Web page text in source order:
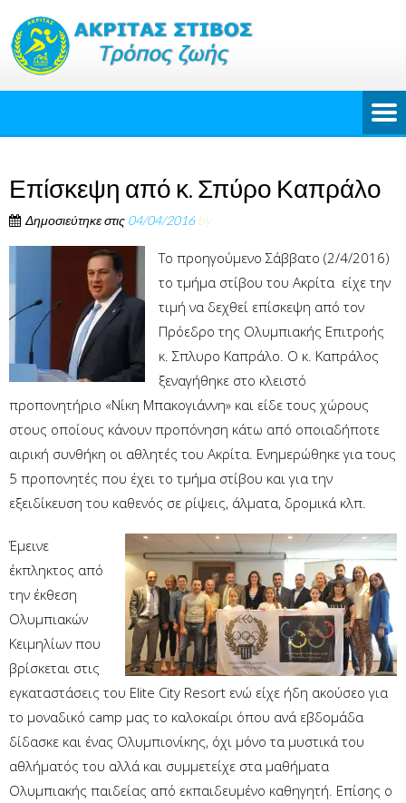
Επίσκεψη από κ. Σπύρο Καπράλο
Δημοσιεύτηκε στις 04/04/2016by
Το προηγούμενο Σάββατο (2/4/2016)
το τμήμα στίβου του Ακρίτα είχε την
τιμή να δεχθεί επίσκεψη από τον
Πρόεδρο της Ολυμπιακής Επιτροής
κ. Σπλυρο Καπράλο. Ο κ. Καπράλος
ξεναγήθηκε στο κλειστό
προπονητήριο «Νίκη Μπακογιάννη» και είδε τους χώρους
στους οποίους κάνουν προπόνηση κάτω από οποιαδήποτε
αιρική συνθήκη οι αθλητές του Ακρίτα. Ενημερώθηκε για τους
5 προπονητές που έχει το τμήμα στίβου και για την
εξειδίκευση του καθενός σε ρίψεις, άλματα, δρομικά κλπ.
Έμεινε
έκπληκτος από
την έκθεση
Ολυμπιακών
Κειμηλίων που
βρίσκεται στις
εγκαταστάσεις του Elite City Resort ενώ είχε ήδη ακούσεο για
το μοναδικό camp μας το καλοκαίρι όπου ανά εβδομάδα
δίδασκε και ένας Ολυμπιονίκης, όχι μόνο τα μυστικά του
αθλήματός του αλλά και συμμετείχε στα μαθήματα
Ολυμπιακής παιδείας από εκπαιδευμένο καθηγητή. Επίσης ο